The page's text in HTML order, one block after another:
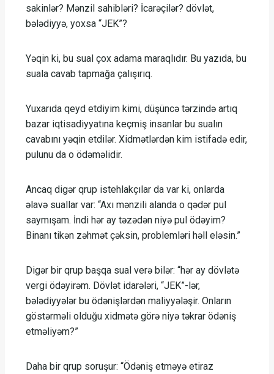
sakinlər? Mənzil sahibləri? İcarəçilər? dövlət,
bələdiyyə, yoxsa “JEK”?
Yəqin ki, bu sual çox adama maraqlıdır. Bu yazıda, bu
suala cavab tapmağa çalışırıq.
Yuxarıda qeyd etdiyim kimi, düşüncə tərzində artıq
bazar iqtisadiyyatına keçmiş insanlar bu sualın
cavabını yəqin etdilər. Xidmətlərdən kim istifadə edir,
pulunu da o ödəməlidir.
Ancaq digər qrup istehlakçılar da var ki, onlarda
əlavə suallar var: “Axı mənzili alanda o qədər pul
saymışam. İndi hər ay təzədən niyə pul ödəyim?
Binanı tikən zəhmət çəksin, problemləri həll eləsin.”
Digər bir qrup başqa sual verə bilər: “hər ay dövlətə
vergi ödəyirəm. Dövlət idarələri, “JEK”-lər,
bələdiyyələr bu ödənişlərdən maliyyələşir. Onların
göstərməli olduğu xidmətə görə niyə təkrar ödəniş
etməliyəm?”
Daha bir qrup soruşur: “Ödəniş etməyə etiraz